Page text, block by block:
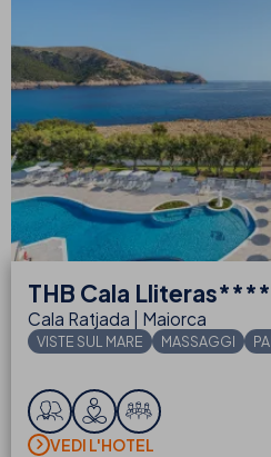
THB Cala Lliteras****
Cala Ratjada | Maiorca
VISTE SUL MARE MASSAGGI
VEDI L'HOTEL